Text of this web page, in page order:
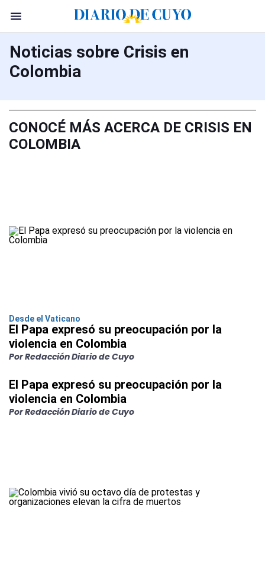
Noticias sobre Crisis en
Colombia
CONOCÉ MÁS ACERCA DE CRISIS EN
COLOMBIA
Desde el Vaticano
El Papa expresó su preocupación por la
violencia en Colombia
Por Redacción Diario de Cuyo
El Papa expresó su preocupación por la
violencia en Colombia
Por Redacción Diario de Cuyo